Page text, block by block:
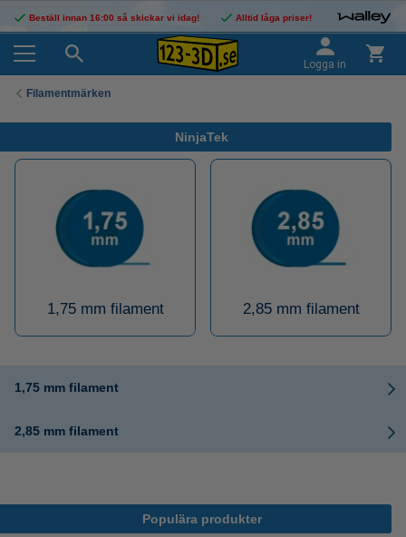
Beställ innan 16:00 så skickar vi idag! Alltid låga priser!
Logga in
Filamentmärken
NinjaTek
1,75 mm filament 2,85 mm filament
1,75 mm filament
2,85 mm filament
Populära produkter